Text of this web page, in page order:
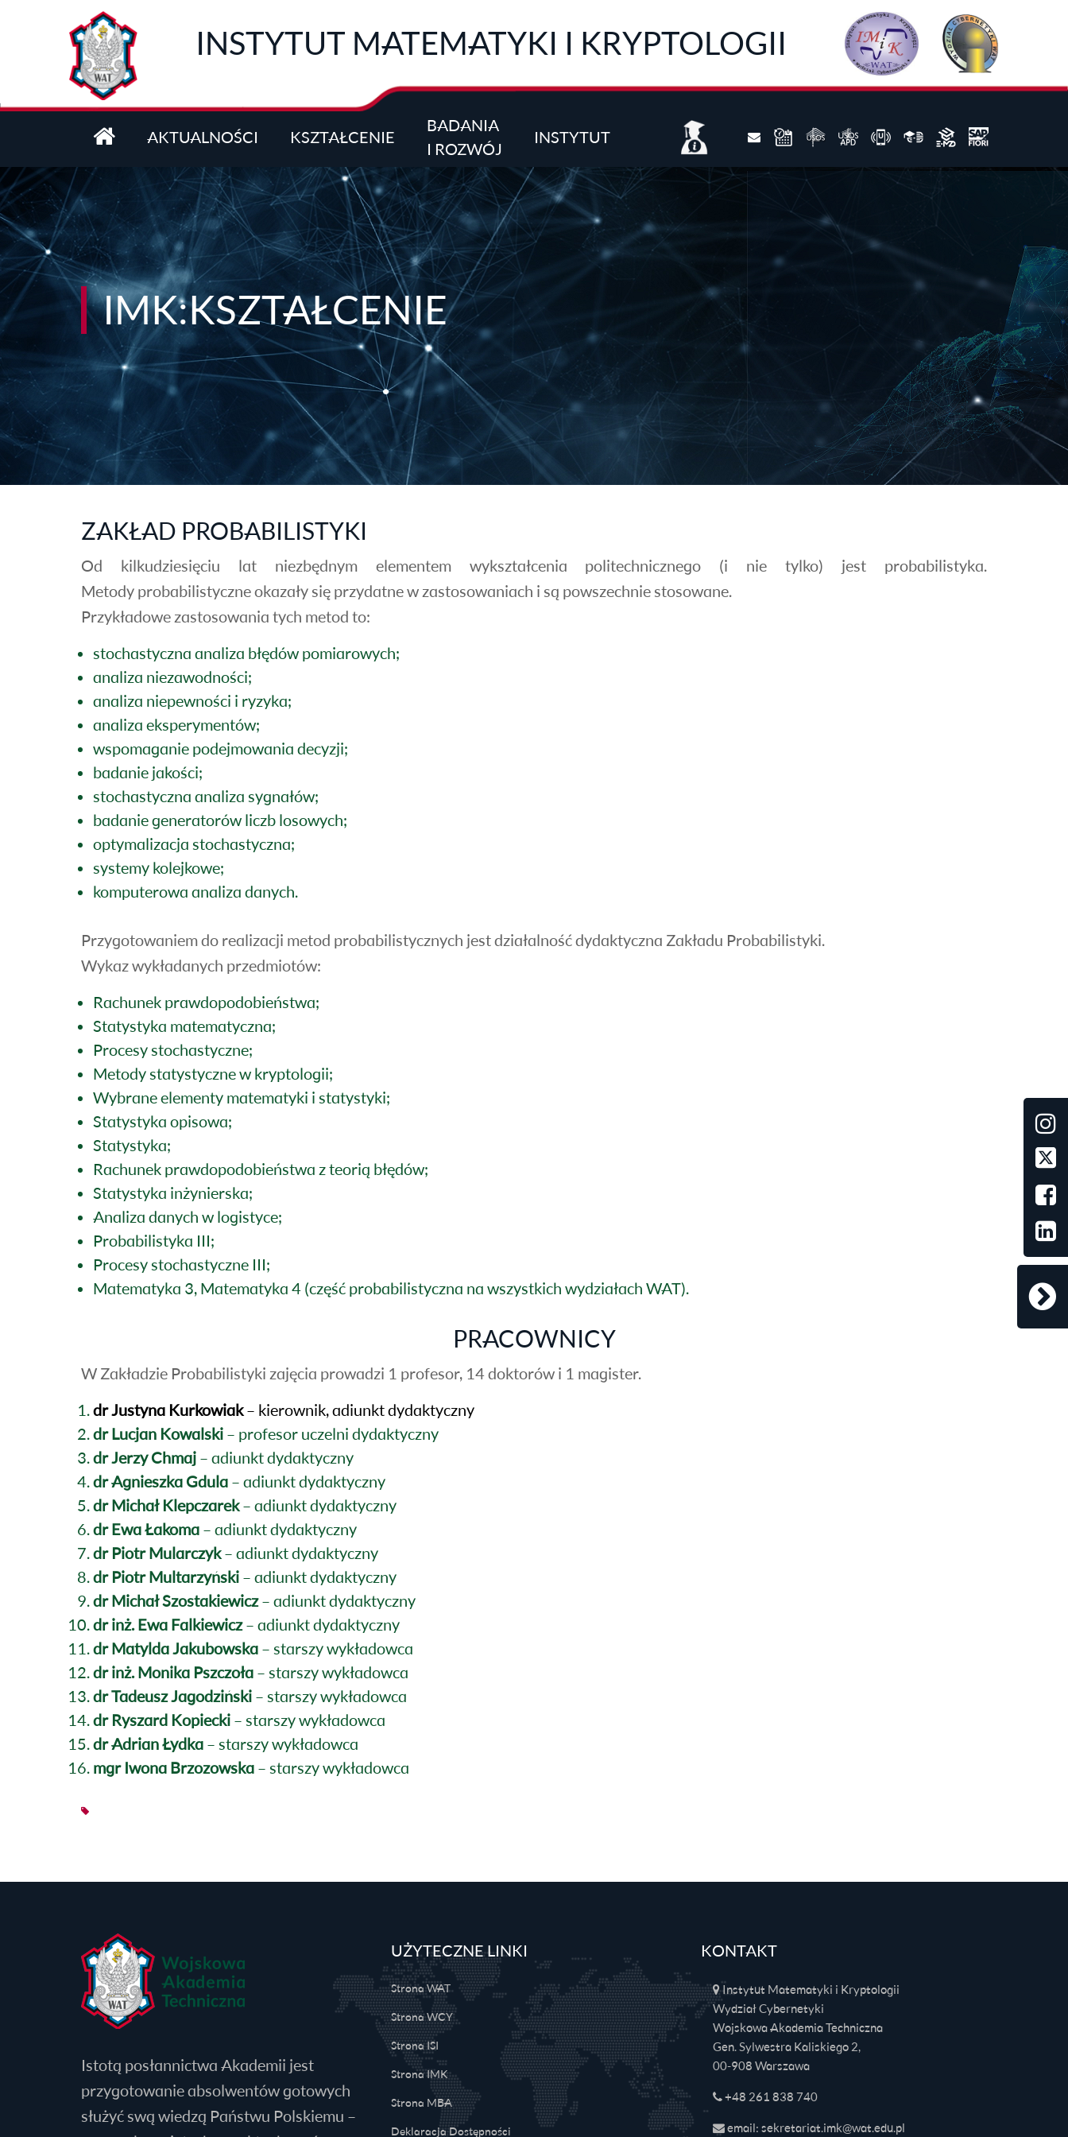
Przejdź do treści
INSTYTUT MATEMATYKI I KRYPTOLOGII
AKTUALNOŚCI KSZTAŁCENIE
BADANIA
I ROZWÓJ
INSTYTUT
IMK:KSZTAŁCENIE
ZAKŁAD PROBABILISTYKI
Od kilkudziesięciu lat niezbędnym elementem wykształcenia politechnicznego (i nie tylko) jest probabilistyka.
Metody probabilistyczne okazały się przydatne w zastosowaniach i są powszechnie stosowane.
Przykładowe zastosowania tych metod to:
stochastyczna analiza błędów pomiarowych;
analiza niezawodności;
analiza niepewności i ryzyka;
analiza eksperymentów;
wspomaganie podejmowania decyzji;
badanie jakości;
stochastyczna analiza sygnałów;
badanie generatorów liczb losowych;
optymalizacja stochastyczna;
systemy kolejkowe;
komputerowa analiza danych.
Przygotowaniem do realizacji metod probabilistycznych jest działalność dydaktyczna Zakładu Probabilistyki.
Wykaz wykładanych przedmiotów:
Rachunek prawdopodobieństwa;
Statystyka matematyczna;
Procesy stochastyczne;
Metody statystyczne w kryptologii;
Wybrane elementy matematyki i statystyki;
Statystyka opisowa;
Statystyka;
Rachunek prawdopodobieństwa z teorią błędów;
Statystyka inżynierska;
Analiza danych w logistyce;
Probabilistyka III;
Procesy stochastyczne III;
Matematyka 3, Matematyka 4 (część probabilistyczna na wszystkich wydziałach WAT).
PRACOWNICY
W Zakładzie Probabilistyki zajęcia prowadzi 1 profesor, 14 doktorów i 1 magister.
dr Justyna Kurkowiak– kierownik, adiunkt dydaktyczny
dr Lucjan Kowalski – profesor uczelni dydaktyczny
dr Jerzy Chmaj – adiunkt dydaktyczny
dr Agnieszka Gdula – adiunkt dydaktyczny
dr Michał Klepczarek– adiunkt dydaktyczny
dr Ewa Łakoma – adiunkt dydaktyczny
dr Piotr Mularczyk– adiunkt dydaktyczny
dr Piotr Multarzyński – adiunkt dydaktyczny
dr Michał Szostakiewicz– adiunkt dydaktyczny
dr inż. Ewa Falkiewicz– adiunkt dydaktyczny
dr Matylda Jakubowska – starszy wykładowca
dr inż. Monika Pszczoła – starszy wykładowca
dr Tadeusz Jagodziński – starszy wykładowca
dr Ryszard Kopiecki – starszy wykładowca
dr Adrian Łydka – starszy wykładowca
mgr Iwona Brzozowska – starszy wykładowca
Istotą posłannictwa Akademii jest
przygotowanie absolwentów gotowych
służyć swą wiedzą Państwu Polskiemu –
UŻYTECZNE LINKI
Strona WAT
Strona WCY
Strona ISI
Strona IMK
Strona MBA
Deklaracja Dostępności
KONTAKT
Instytut Matematyki i Kryptologii
Wydział Cybernetyki
Wojskowa Akademia Techniczna
Gen. Sylwestra Kaliskiego 2,
00-908 Warszawa
+48 261 838 740
email: sekretariat.imk@wat.edu.pl